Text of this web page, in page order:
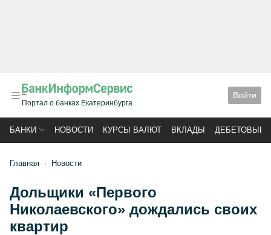
Портал о банках Екатеринбурга
Войти
БАНКИ НОВОСТИ КУРСЫ ВАЛЮТ ВКЛАДЫ ДЕБЕТОВЫЕ
Главная Новости
Дольщики «Первого
Николаевского» дождались своих
квартир